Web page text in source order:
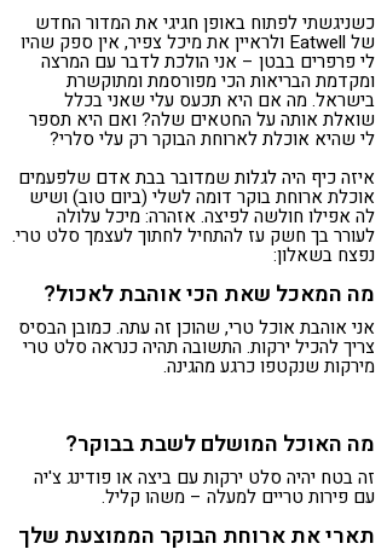
כשניגשתי לפתוח באופן חגיגי את המדור החדש
של Eatwell ולראיין את מיכל צפיר, אין ספק שהיו
לי פרפרים בבטן – אני הולכת לדבר עם המרצה
ומקדמת הבריאות הכי מפורסמת ומתוקשרת
בישראל. מה אם היא תכעס עלי שאני בכלל
שואלת אותה על החטאים שלה? ואם היא תספר
לי שהיא אוכלת לארוחת הבוקר רק עלי סלרי?
איזה כיף היה לגלות שמדובר בבת אדם שלפעמים
אוכלת ארוחת בוקר דומה לשלי (ביום טוב) ושיש
לה אפילו חולשה לפיצה. אזהרה: מיכל עלולה
לעורר בך חשק עז להתחיל לחתוך לעצמך סלט טרי.
נפצח בשאלון:
מה המאכל שאת הכי אוהבת לאכול?
אני אוהבת אוכל טרי, שהוכן זה עתה. כמובן הבסיס
צריך להכיל ירקות. התשובה תהיה כנראה סלט טרי
מירקות שנקטפו כרגע מהגינה.
מה האוכל המושלם לשבת בבוקר?
זה בטח יהיה סלט ירקות עם ביצה או פודינג צ'יה
עם פירות טריים למעלה – משהו קליל.
תארי את ארוחת הבוקר הממוצעת שלך